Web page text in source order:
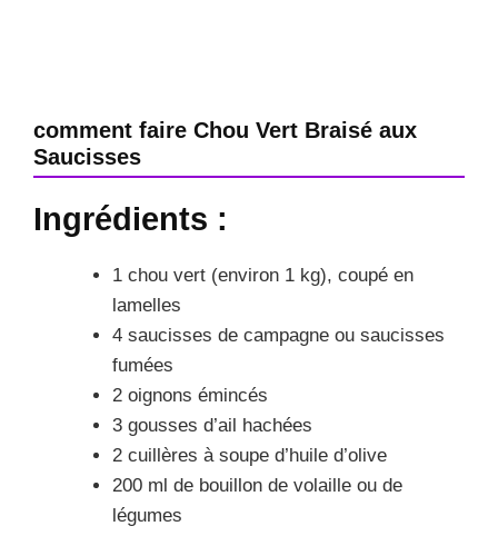
comment faire Chou Vert Braisé aux
Saucisses
Ingrédients :
1 chou vert (environ 1 kg), coupé en
lamelles
4 saucisses de campagne ou saucisses
fumées
2 oignons émincés
3 gousses d’ail hachées
2 cuillères à soupe d’huile d’olive
200 ml de bouillon de volaille ou de
légumes